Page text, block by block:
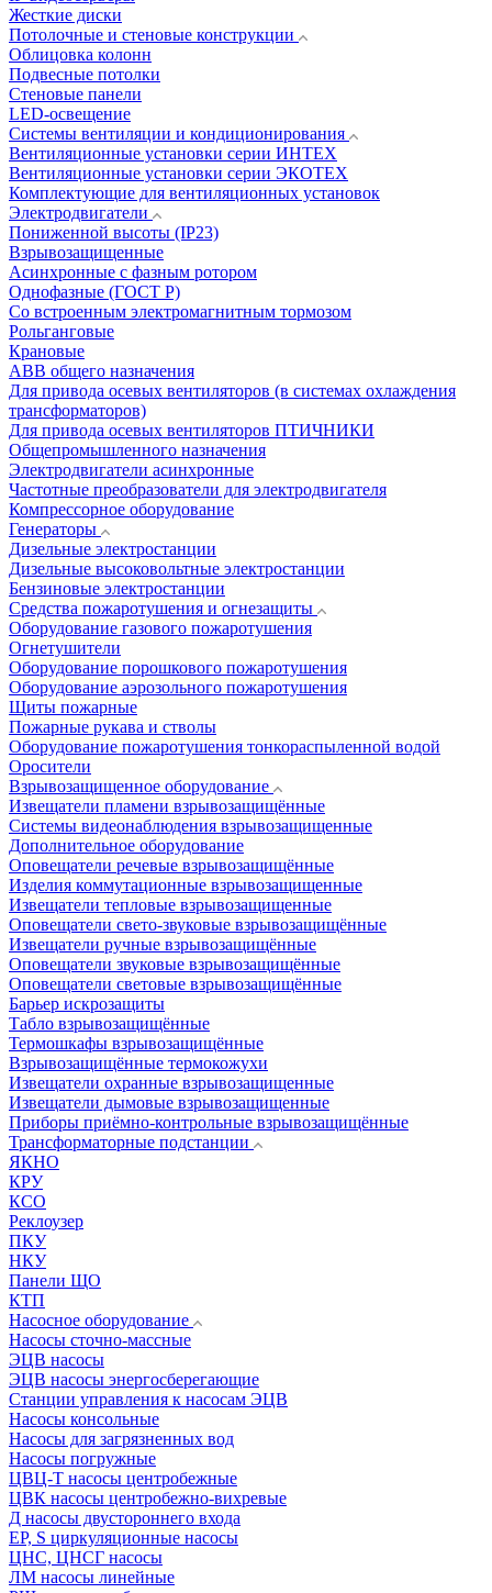
Жесткие диски
Потолочные и стеновые конструкции
Облицовка колонн
Подвесные потолки
Стеновые панели
LED-освещение
Системы вентиляции и кондиционирования
Вентиляционные установки серии ИНТЕХ
Вентиляционные установки серии ЭКОТЕХ
Комплектующие для вентиляционных установок
Электродвигатели
Пониженной высоты (IP23)
Взрывозащищенные
Асинхронные с фазным ротором
Однофазные (ГОСТ Р)
Со встроенным электромагнитным тормозом
Рольганговые
Крановые
АВВ общего назначения
Для привода осевых вентиляторов (в системах охлаждения
трансформаторов)
Для привода осевых вентиляторов ПТИЧНИКИ
Общепромышленного назначения
Электродвигатели асинхронные
Частотные преобразователи для электродвигателя
Компрессорное оборудование
Генераторы
Дизельные электростанции
Дизельные высоковольтные электростанции
Бензиновые электростанции
Средства пожаротушения и огнезащиты
Оборудование газового пожаротушения
Огнетушители
Оборудование порошкового пожаротушения
Оборудование аэрозольного пожаротушения
Щиты пожарные
Пожарные рукава и стволы
Оборудование пожаротушения тонкораспыленной водой
Оросители
Взрывозащищенное оборудование
Извещатели пламени взрывозащищённые
Системы видеонаблюдения взрывозащищенные
Дополнительное оборудование
Оповещатели речевые взрывозащищённые
Изделия коммутационные взрывозащищенные
Извещатели тепловые взрывозащищенные
Оповещатели свето-звуковые взрывозащищённые
Извещатели ручные взрывозащищённые
Оповещатели звуковые взрывозащищённые
Оповещатели световые взрывозащищённые
Барьер искрозащиты
Табло взрывозащищённые
Термошкафы взрывозащищённые
Взрывозащищённые термокожухи
Извещатели охранные взрывозащищенные
Извещатели дымовые взрывозащищенные
Приборы приёмно-контрольные взрывозащищённые
Трансформаторные подстанции
ЯКНО
КРУ
КСО
Реклоузер
ПКУ
НКУ
Панели ЩО
КТП
Насосное оборудование
Насосы сточно-массные
ЭЦВ насосы
ЭЦВ насосы энергосберегающие
Станции управления к насосам ЭЦВ
Насосы консольные
Насосы для загрязненных вод
Насосы погружные
ЦВЦ-Т насосы центробежные
ЦВК насосы центробежно-вихревые
Д насосы двустороннего входа
EP, S циркуляционные насосы
ЦНС, ЦНСГ насосы
ЛМ насосы линейные